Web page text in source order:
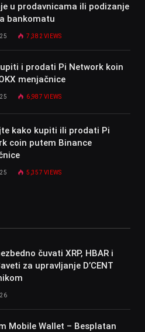
u prodavnicama ili podizanje
bankomatu
7,382VIEWS
i prodati Pi Network koin
menjačnice
6,987VIEWS
kako kupiti ili prodati Pi
coin putem Binance
5,357VIEWS
čuvati XRP, HBAR i
za upravljanje D’CENT
Mobile Wallet – Besplatan